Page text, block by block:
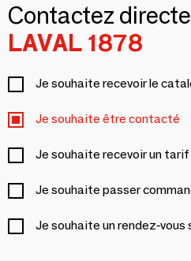
Contactez
LAVAL 1878
Je souhaite recevoir le
Je souhaite être contacté
Je souhaite recevoir un
Je souhaite passer
Je souhaite un rendez-